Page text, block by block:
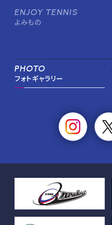
ENJOY TENNIS
よみもの
PHOTO
フォトギャラリー